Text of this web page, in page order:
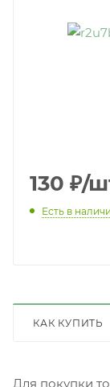
130 ₽/
Есть в
КАК КУПИТЬ
Для покупки